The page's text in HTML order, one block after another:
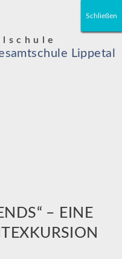
– EINE
Schließen
Schließen
Schließen
Schließen
Schließen
Schließen